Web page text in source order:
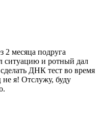
2 месяца подруга
ситуацию и ротный дал
ДНК тест во время
я! Отслужу, буду